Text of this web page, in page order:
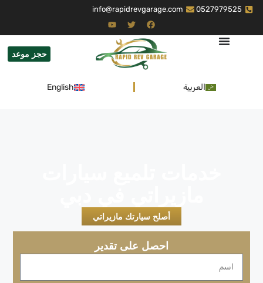
0527979525
info@rapidrevgarage.com
حجز موعد
العربية English
أصلح سيارتك مازيراتي
احصل على تقدير